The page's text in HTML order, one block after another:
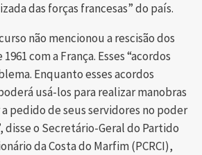
das forças francesas” do país.
não mencionou a rescisão dos
com a França. Esses “acordos
Enquanto esses acordos
usá-los para realizar manobras
pedido de seus servidores no poder
disse o Secretário-Geral do Partido
da Costa do Marfim (PCRCI),